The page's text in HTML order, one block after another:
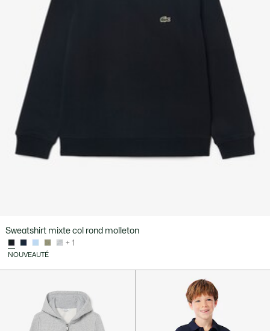
Sweatshirt mixte col rond molleton
+ 1
NOUVEAUTÉ